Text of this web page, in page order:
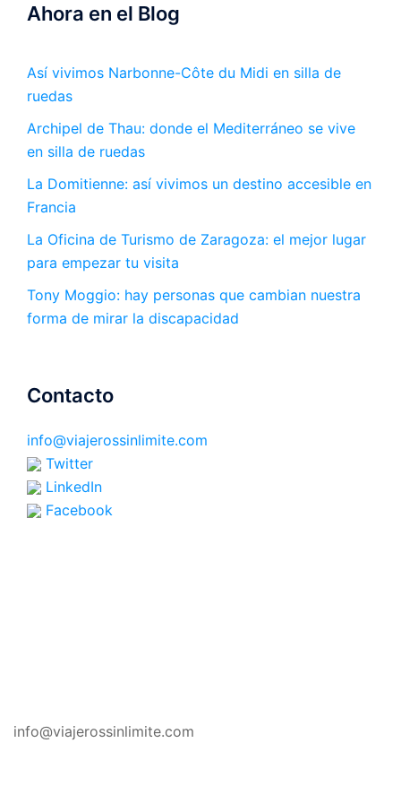
Ahora en el Blog
Así vivimos Narbonne-Côte du Midi en silla de
ruedas
Archipel de Thau: donde el Mediterráneo se vive
en silla de ruedas
La Domitienne: así vivimos un destino accesible en
Francia
La Oficina de Turismo de Zaragoza: el mejor lugar
para empezar tu visita
Tony Moggio: hay personas que cambian nuestra
forma de mirar la discapacidad
Contacto
info@viajerossinlimite.com
Twitter
LinkedIn
Facebook
info@viajerossinlimite.com